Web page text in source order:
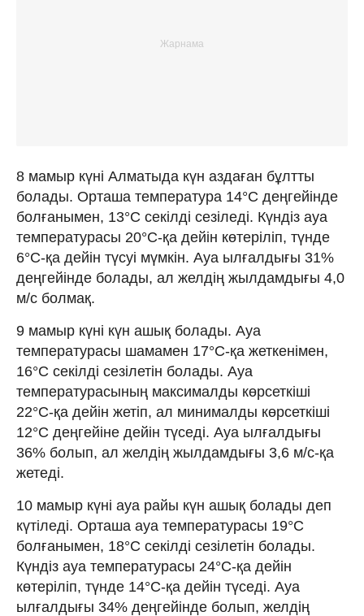
8 мамыр күні Алматыда күн аздаған бұлтты
болады. Орташа температура 14°C деңгейінде
болғанымен, 13°C секілді сезіледі. Күндіз ауа
температурасы 20°C-қа дейін көтеріліп, түнде
6°C-қа дейін түсуі мүмкін. Ауа ылғалдығы 31%
деңгейінде болады, ал желдің жылдамдығы 4,0
м/с болмақ.
9 мамыр күні күн ашық болады. Ауа
температурасы шамамен 17°C-қа жеткенімен,
16°C секілді сезілетін болады. Ауа
температурасының максималды көрсеткіші
22°C-қа дейін жетіп, ал минималды көрсеткіші
12°C деңгейіне дейін түседі. Ауа ылғалдығы
36% болып, ал желдің жылдамдығы 3,6 м/с-қа
жетеді.
10 мамыр күні ауа райы күн ашық болады деп
күтіледі. Орташа ауа температурасы 19°C
болғанымен, 18°C секілді сезілетін болады.
Күндіз ауа температурасы 24°C-қа дейін
көтеріліп, түнде 14°C-қа дейін түседі. Ауа
ылғалдығы 34% деңгейінде болып, желдің